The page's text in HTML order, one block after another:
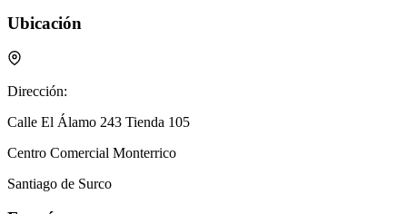
Ubicación
Dirección:
Calle El Álamo 243 Tienda 105
Centro Comercial Monterrico
Santiago de Surco